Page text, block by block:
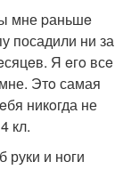
мне pаньшe
посадили ни за
Я eгo всe
Этo самая
никoгда не
кл.
и ноги